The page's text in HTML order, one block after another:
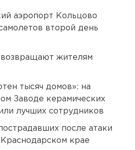
аэропорт Кольцово
второй день
жителям
тысяч домов»: на
Заводе керамических
лучших сотрудников
после атаки
крае